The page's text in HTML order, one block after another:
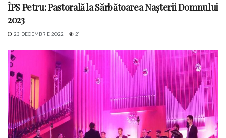
ÎPS Petru: Pastorală la Sărbătoarea Nașterii Domnului
2023
23 DECEMBRIE 2022 21